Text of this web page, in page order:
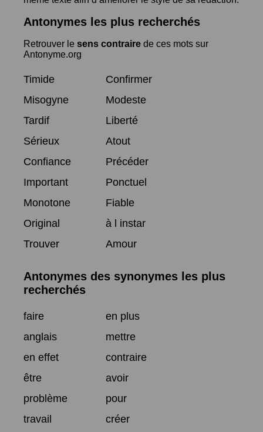
Antonymes les plus recherchés
Retrouver le sens contraire de ces mots sur
Antonyme.org
Timide
Confirmer
Misogyne
Modeste
Tardif
Liberté
Sérieux
Atout
Confiance
Précéder
Important
Ponctuel
Monotone
Fiable
Original
à l instar
Trouver
Amour
Antonymes des synonymes les plus
recherchés
faire
en plus
anglais
mettre
en effet
contraire
être
avoir
problème
pour
travail
créer